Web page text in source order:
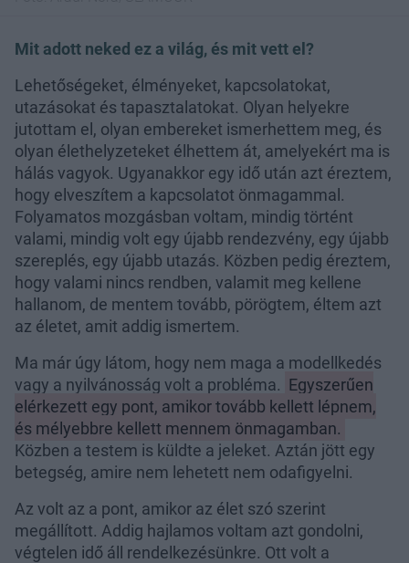
Mit adott neked ez a világ, és mit vett el?
Lehetőségeket, élményeket, kapcsolatokat,
utazásokat és tapasztalatokat. Olyan helyekre
jutottam el, olyan embereket ismerhettem meg, és
olyan élethelyzeteket élhettem át, amelyekért ma is
hálás vagyok. Ugyanakkor egy idő után azt éreztem,
hogy elveszítem a kapcsolatot önmagammal.
Folyamatos mozgásban voltam, mindig történt
valami, mindig volt egy újabb rendezvény, egy újabb
szereplés, egy újabb utazás. Közben pedig éreztem,
hogy valami nincs rendben, valamit meg kellene
hallanom, de mentem tovább, pörögtem, éltem azt
az életet, amit addig ismertem.
Ma már úgy látom, hogy nem maga a modellkedés
vagy a nyilvánosság volt a probléma. Egyszerűen
elérkezett egy pont, amikor tovább kellett lépnem,
és mélyebbre kellett mennem önmagamban.
Közben a testem is küldte a jeleket. Aztán jött egy
betegség, amire nem lehetett nem odafigyelni.
Az volt az a pont, amikor az élet szó szerint
megállított. Addig hajlamos voltam azt gondolni,
végtelen idő áll rendelkezésünkre. Ott volt a